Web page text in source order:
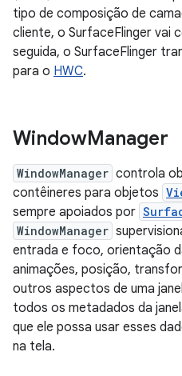
tipo de composição de
cliente, o SurfaceFlinger vai
seguida, o SurfaceFlinger
para o HWC.
WindowManager
WindowManager controla
contêineres para objetos
sempre apoiados por
WindowManager
entrada e foco, orientação
animações, posição,
outros aspectos de uma
todos os metadados da
que ele possa usar esses
na tela.